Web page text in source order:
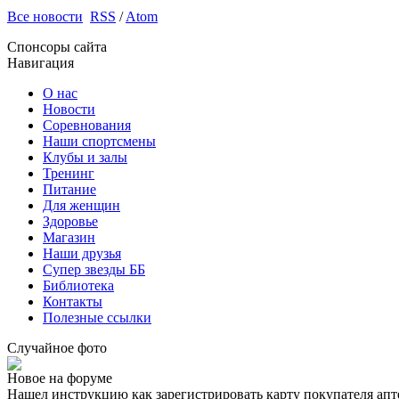
Все новости RSS /Atom
Спонсоры сайта
Навигация
О нас
Новости
Соревнования
Наши спортсмены
Клубы и залы
Тренинг
Питание
Для женщин
Здоровье
Магазин
Наши друзья
Супер звезды ББ
Библиотека
Контакты
Полезные ссылки
Случайное фото
Новое на форуме
Нашел инструкцию как зарегистрировать карту покупателя